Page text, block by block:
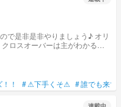
是非是非やりましょう♪ オリ
ロスオーバーは主がわかる範
いです... 解釈不一致でも許し
！ #⚠下手くそ⚠ #誰でも来